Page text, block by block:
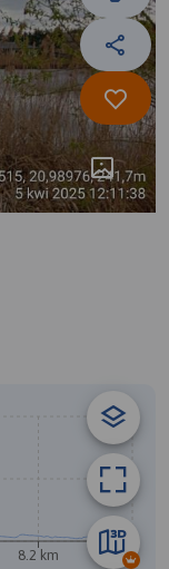
8.2 km 10 km